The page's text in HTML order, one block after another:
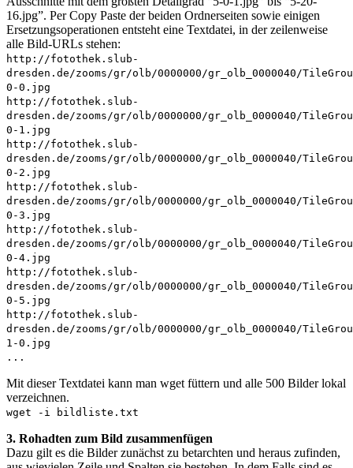
16.jpg”. Per Copy Paste der beiden Ordnerseiten sowie einigen
Ersetzungsoperationen entsteht eine Textdatei, in der zeilenweise
alle Bild-URLs stehen:
http://fotothek.slub-
dresden.de/zooms/gr/olb/0000000/gr_olb_0000040/
0-0.jpg
http://fotothek.slub-
dresden.de/zooms/gr/olb/0000000/gr_olb_0000040/
0-1.jpg
http://fotothek.slub-
dresden.de/zooms/gr/olb/0000000/gr_olb_0000040/
0-2.jpg
http://fotothek.slub-
dresden.de/zooms/gr/olb/0000000/gr_olb_0000040/
0-3.jpg
http://fotothek.slub-
dresden.de/zooms/gr/olb/0000000/gr_olb_0000040/
0-4.jpg
http://fotothek.slub-
dresden.de/zooms/gr/olb/0000000/gr_olb_0000040/
0-5.jpg
http://fotothek.slub-
dresden.de/zooms/gr/olb/0000000/gr_olb_0000040/
1-0.jpg
...
Mit dieser Textdatei kann man wget füttern und alle 500 Bilder lokal
verzeichnen.
wget -i bildliste.txt
3. Rohadten zum Bild zusammenfügen
Dazu gilt es die Bilder zunächst zu betarchten und heraus zufinden,